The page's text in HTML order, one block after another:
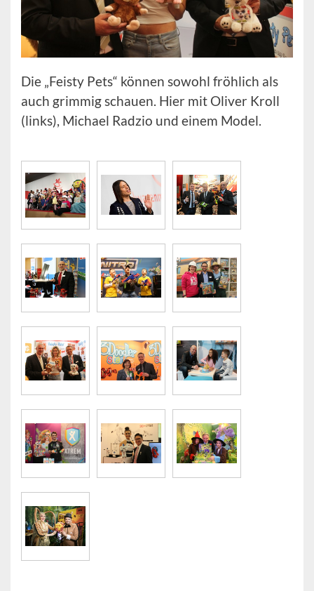
Die „Feisty Pets“ können sowohl fröhlich als
auch grimmig schauen. Hier mit Oliver Kroll
(links), Michael Radzio und einem Model.